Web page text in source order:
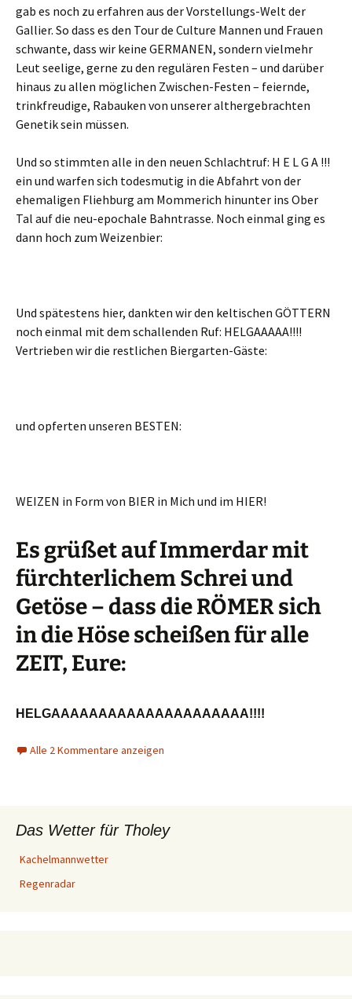
gab es noch zu erfahren aus der Vorstellungs-Welt der
Gallier. So dass es den Tour de Culture Mannen und Frauen
schwante, dass wir keine GERMANEN, sondern vielmehr
Leut seelige, gerne zu den regulären Festen – und darüber
hinaus zu allen möglichen Zwischen-Festen – feiernde,
trinkfreudige, Rabauken von unserer althergebrachten
Genetik sein müssen.
Und so stimmten alle in den neuen Schlachtruf: H E L G A !!!
ein und warfen sich todesmutig in die Abfahrt von der
ehemaligen Fliehburg am Mommerich hinunter ins Ober
Tal auf die neu-epochale Bahntrasse. Noch einmal ging es
dann hoch zum Weizenbier:
Und spätestens hier, dankten wir den keltischen GÖTTERN
noch einmal mit dem schallenden Ruf: HELGAAAAA!!!!
Vertrieben wir die restlichen Biergarten-Gäste:
und opferten unseren BESTEN:
WEIZEN in Form von BIER in Mich und im HIER!
Es grüßet auf Immerdar mit
fürchterlichem Schrei und
Getöse – dass die RÖMER sich
in die Höse scheißen für alle
ZEIT, Eure:
HELGAAAAAAAAAAAAAAAAAAAAA!!!!
Alle 2 Kommentare anzeigen
Das Wetter für Tholey
Kachelmannwetter
Regenradar